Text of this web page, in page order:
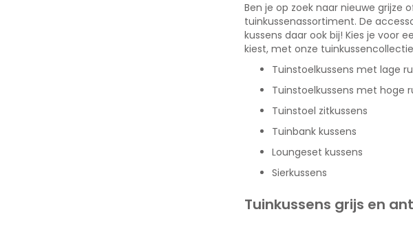
Ben je op zoek naar nieuwe grijze
tuinkussenassortiment. De
kussens daar ook bij! Kies je voor
kiest, met onze
Tuinstoelkussens met lage
Tuinstoelkussens met hoge
Tuinstoel zitkussens
Tuinbank kussens
Loungeset kussens
Sierkussens
Tuinkussens grijs en